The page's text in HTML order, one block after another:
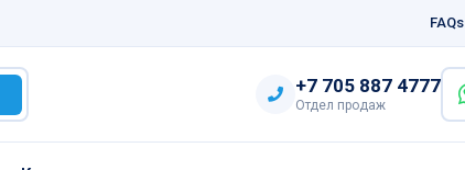
FAQs
‎+7 705 887 4777
Отдел продаж